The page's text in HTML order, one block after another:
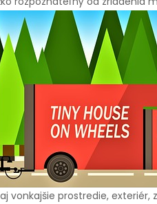
vonkajšie prostredie, exteriér,